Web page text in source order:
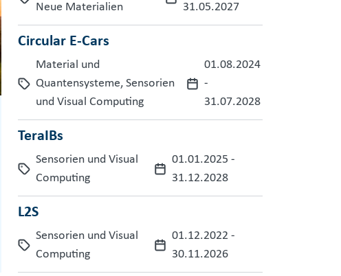
Neue Materialien
31.05.2027
Circular E-Cars
Material und
Quantensysteme, Sensorien
und Visual Computing
01.08.2024
-
31.07.2028
TeraIBs
Sensorien und Visual
Computing
01.01.2025 -
31.12.2028
L2S
Sensorien und Visual
Computing
01.12.2022 -
30.11.2026